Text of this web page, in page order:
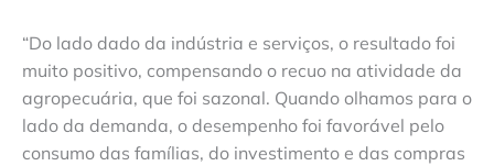
“Do lado dado da indústria e serviços, o resultado foi
muito positivo, compensando o recuo na atividade da
agropecuária, que foi sazonal. Quando olhamos para o
lado da demanda, o desempenho foi favorável pelo
consumo das famílias, do investimento e das compras